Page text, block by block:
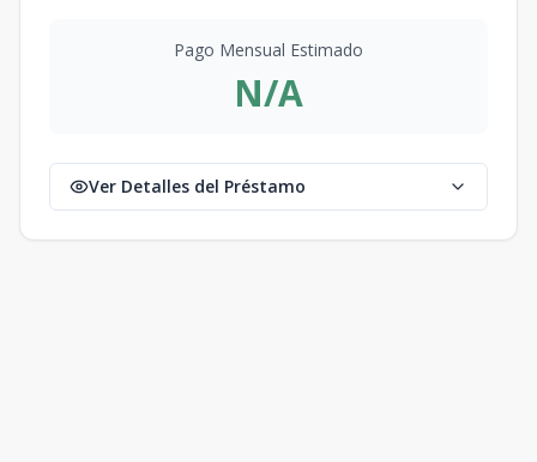
Pago Mensual Estimado
N/A
Ver Detalles del Préstamo